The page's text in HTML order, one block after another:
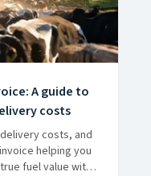
A guide to
costs
costs, and
helping you
fuel value with